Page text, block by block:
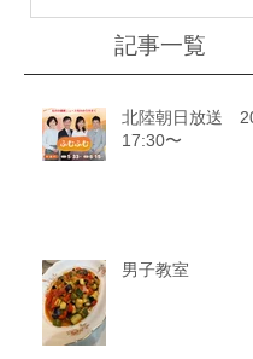
記事一覧
北陸朝日放送
17:30〜
男子教室